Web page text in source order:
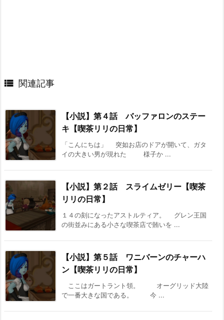
 関連記事
【小説】第４話 バッファロンのステー
キ【喫茶リリの日常】
「こんにちは」 突如お店のドアが開いて、ガタ
イの大きい男が現れた 様子か ...
【小説】第２話 スライムゼリー【喫茶
リリの日常】
１４の刻になったアストルティア。 グレン王国
の街並みにある小さな喫茶店で賄いを ...
【小説】第５話 ワニバーンのチャーハ
ン【喫茶リリの日常】
ここはガートラント領。 オーグリッド大陸
で一番大きな国である。 今 ...